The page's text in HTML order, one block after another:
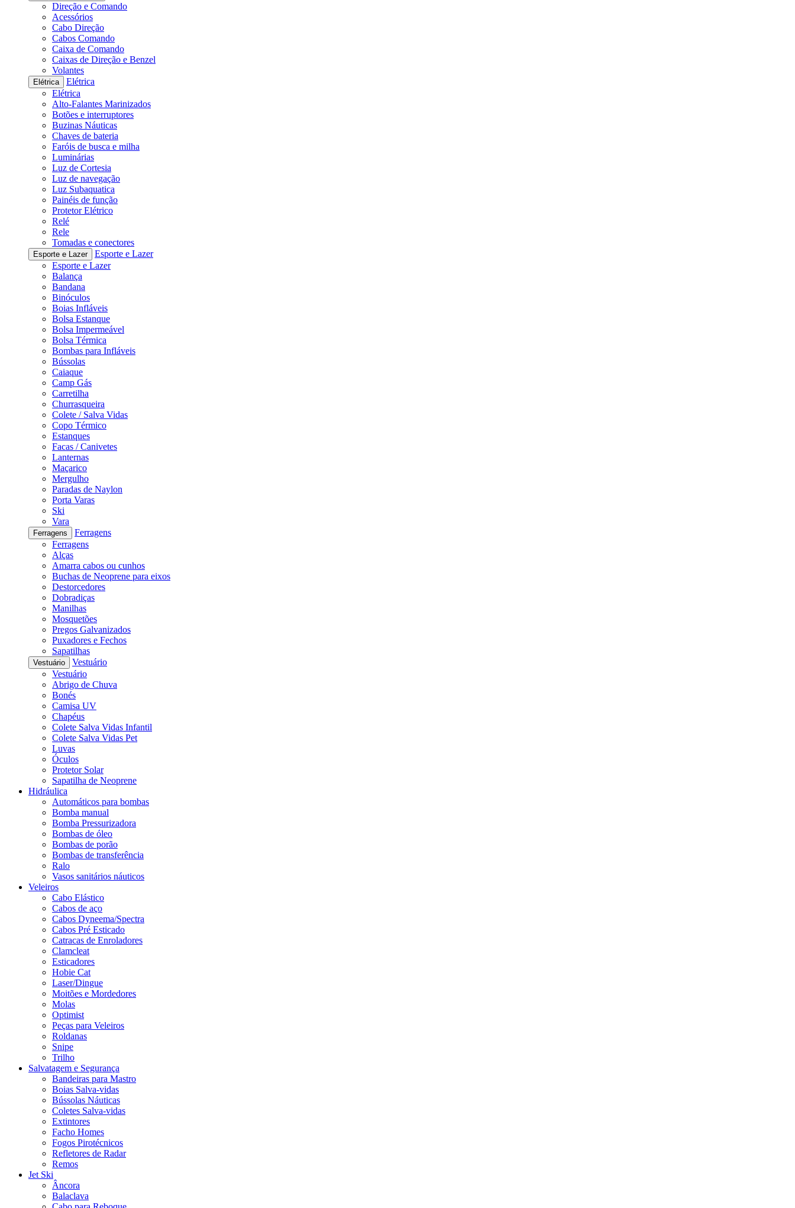
Direção e Comando
Acessórios
Cabo Direção
Cabos Comando
Caixa de Comando
Caixas de Direção e Benzel
Volantes
Elétrica
Elétrica
Elétrica
Alto-Falantes Marinizados
Botões e interruptores
Buzinas Náuticas
Chaves de bateria
Faróis de busca e milha
Luminárias
Luz de Cortesia
Luz de navegação
Luz Subaquatica
Painéis de função
Protetor Elétrico
Relé
Rele
Tomadas e conectores
Esporte e Lazer
Esporte e Lazer
Esporte e Lazer
Balança
Bandana
Binóculos
Boias Infláveis
Bolsa Estanque
Bolsa Impermeável
Bolsa Térmica
Bombas para Infláveis
Bússolas
Caiaque
Camp Gás
Carretilha
Churrasqueira
Colete / Salva Vidas
Copo Térmico
Estanques
Facas / Canivetes
Lanternas
Maçarico
Mergulho
Paradas de Naylon
Porta Varas
Ski
Vara
Ferragens
Ferragens
Ferragens
Alças
Amarra cabos ou cunhos
Buchas de Neoprene para eixos
Destorcedores
Dobradiças
Manilhas
Mosquetões
Pregos Galvanizados
Puxadores e Fechos
Sapatilhas
Vestuário
Vestuário
Vestuário
Abrigo de Chuva
Bonés
Camisa UV
Chapéus
Colete Salva Vidas Infantil
Colete Salva Vidas Pet
Luvas
Óculos
Protetor Solar
Sapatilha de Neoprene
Hidráulica
Automáticos para bombas
Bomba manual
Bomba Pressurizadora
Bombas de óleo
Bombas de porão
Bombas de transferência
Ralo
Vasos sanitários náuticos
Veleiros
Cabo Elástico
Cabos de aço
Cabos Dyneema/Spectra
Cabos Pré Esticado
Catracas de Enroladores
Clamcleat
Esticadores
Hobie Cat
Laser/Dingue
Moitões e Mordedores
Molas
Optimist
Peças para Veleiros
Roldanas
Snipe
Trilho
Salvatagem e Segurança
Bandeiras para Mastro
Boias Salva-vidas
Bússolas Náuticas
Coletes Salva-vidas
Extintores
Facho Homes
Fogos Pirotécnicos
Refletores de Radar
Remos
Jet Ski
Âncora
Balaclava